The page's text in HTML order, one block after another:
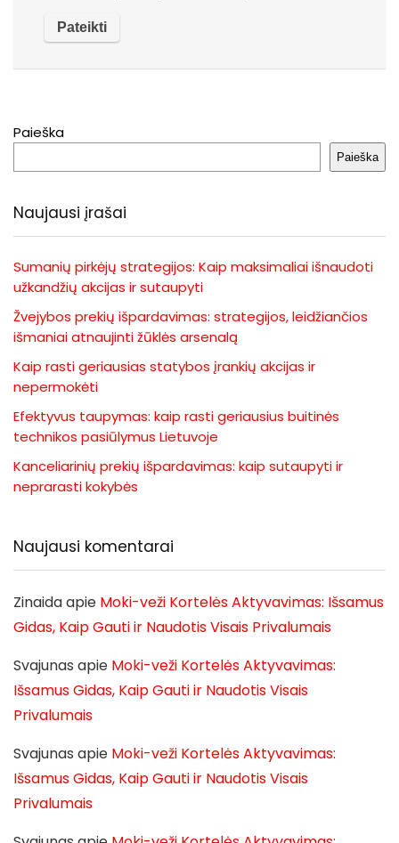
Paieška
Paieška
Naujausi įrašai
Sumanių pirkėjų strategijos: Kaip maksimaliai išnaudoti
užkandžių akcijas ir sutaupyti
Žvejybos prekių išpardavimas: strategijos, leidžiančios
išmaniai atnaujinti žūklės arsenalą
Kaip rasti geriausias statybos įrankių akcijas ir
nepermokėti
Efektyvus taupymas: kaip rasti geriausius buitinės
technikos pasiūlymus Lietuvoje
Kanceliarinių prekių išpardavimas: kaip sutaupyti ir
neprarasti kokybės
Naujausi komentarai
Zinaidaapie Moki-veži Kortelės Aktyvavimas: Išsamus
Gidas, Kaip Gauti ir Naudotis Visais Privalumais
Svajunas apie Moki-veži Kortelės Aktyvavimas:
Išsamus Gidas, Kaip Gauti ir Naudotis Visais
Privalumais
Svajunas apie Moki-veži Kortelės Aktyvavimas:
Išsamus Gidas, Kaip Gauti ir Naudotis Visais
Privalumais